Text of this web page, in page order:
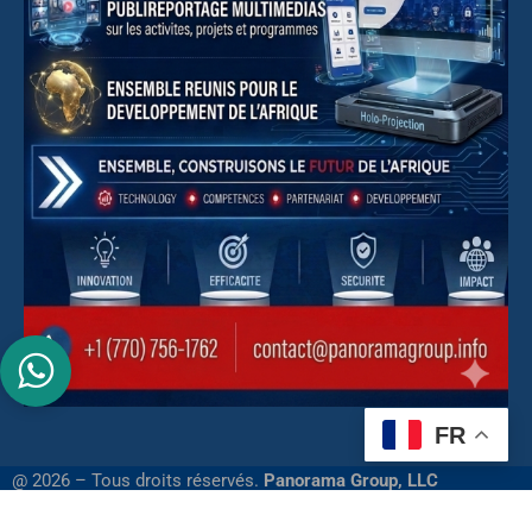
@ 2026 – Tous droits réservés. Panorama Group, LLC
FR